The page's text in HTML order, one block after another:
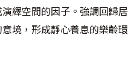
繹空間的因子。強調回歸
境，形成靜心養息的樂齡